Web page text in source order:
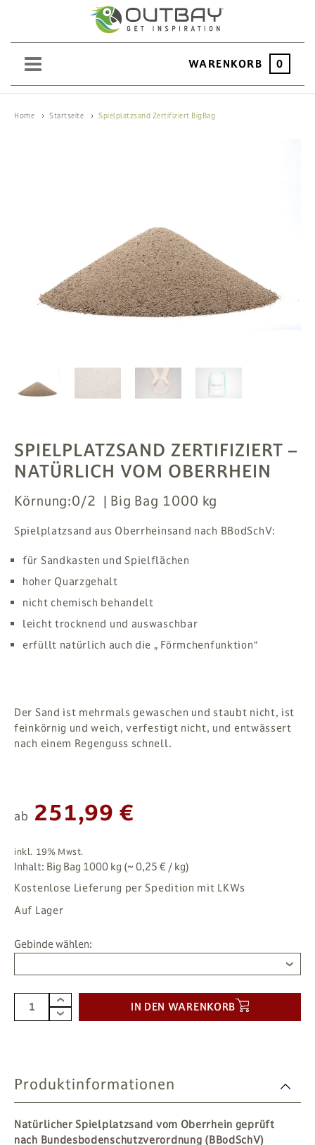
WARENKORB 0
HOCHBEET
BEWÄSSERUNG
Home Startseite Spielplatzsand Zertifiziert BigBag
SPIELPLATZSAND ZERTIFIZIERT –
NATÜRLICH VOM OBERRHEIN
Körnung:0/2 Big Bag 1000 kg
Spielplatzsand aus Oberrheinsand nach BBodSchV:
für Sandkasten und Spielflächen
hoher Quarzgehalt
nicht chemisch behandelt
leicht trocknend und auswaschbar
erfüllt natürlich auch die „ Förmchenfunktion“
Der Sand ist mehrmals gewaschen und staubt nicht, ist
feinkörnig und weich, verfestigt nicht, und entwässert
nach einem Regenguss schnell.
ab 251,99 €
inkl. 19% Mwst.
Inhalt: Big Bag 1000 kg (~ 0,25 € / kg)
Kostenlose Lieferung per Spedition mit LKWs
Auf Lager
Gebinde wählen:
IN DEN WARENKORB
Produktinformationen
Natürlicher Spielplatzsand vom Oberrhein geprüft
nach Bundesbodenschutzverordnung (BBodSchV)